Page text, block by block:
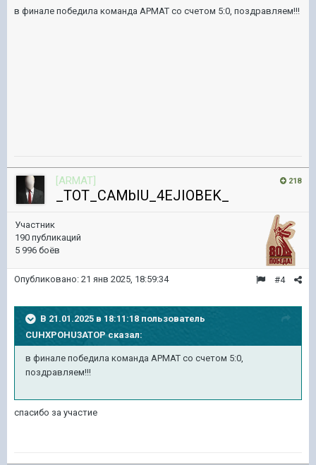
в финале победила команда АРМАТ со счетом 5:0, поздравляем!!!
218
[ARMAT]
_TOT_CAMbIU_4EJIOBEK_
Участник
190 публикаций
5 996 боёв
#4
Опубликовано: 21 янв 2025, 18:59:34
В 21.01.2025 в 18:11:18 пользователь
CUHXPOHU3ATOPсказал:
в финале победила команда АРМАТ со счетом 5:0,
поздравляем!!!
спасибо за участие